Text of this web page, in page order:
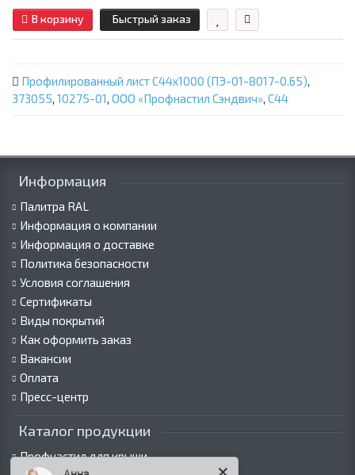
В корзину Быстрый заказ
Профилированный лист С44х1000 (ПЭ-01-8017-0.65),
373055, 10275-01, ООО «Профнастил Сэндвич», С44
Информация
Палитра RAL
Информация о компании
Информация о доставке
Политика безопасности
Условия соглашения
Сертификаты
Виды покрытий
Как оформить заказ
Вакансии
Оплата
Пресс-центр
Каталог продукции
Профнастил для крыши